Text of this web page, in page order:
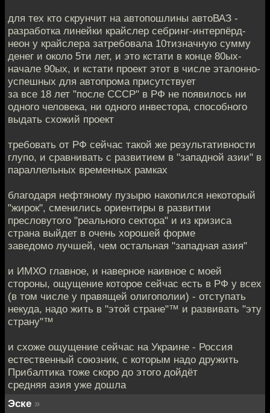
для тех кто скрунчит на автопошлины автоВАЗ -
разработка линейки крайслер себринг-интерпёрд-
неон у крайслера затребовала 10тизначную сумму
денег и около 5ти лет, и это кстати в конце 80ых-
начале 90ых, и кстати проект этот в числе эталонно-
успешных для автопрома присутствует
за все 18 лет "после СССР" в РФ не появилось ни
одного человека, ни одного инвестора, способного
выдать схожий проект
требовать от РФ сейчас такой же результативности
глупо, и сравнивать с развитием в "западной азии" в
параллельных временных рамках
благодаря нефтяному пузырю накопился некоторый
"жирок", сменились ориентиры в развитии
пресловутого "реального сектора" и из кризиса
страна выйдет в очень хорошей форме
заведомо лучшей, чем остальная "западная азия"
и ИМХО главное, и наверное наивное с моей
стороны, ощущение которое сейчас есть в РФ у всех
(в том числе у правящей олигополии) - отступать
некуда, надо жить в "этой стране"™ и развивать "эту
страну"™
и схоже ощущение сейчас на Украине - Россия
естественный союзник, с которым надо дружить
Прибалтика тоже скоро до этого дойдёт
средняя азия уже дошла
Эске »